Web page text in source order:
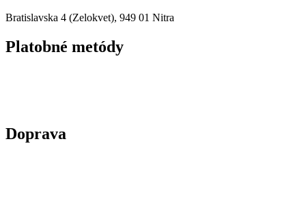
Bratislavska 4 (Zelokvet), 949 01 Nitra
Platobné metódy
Doprava